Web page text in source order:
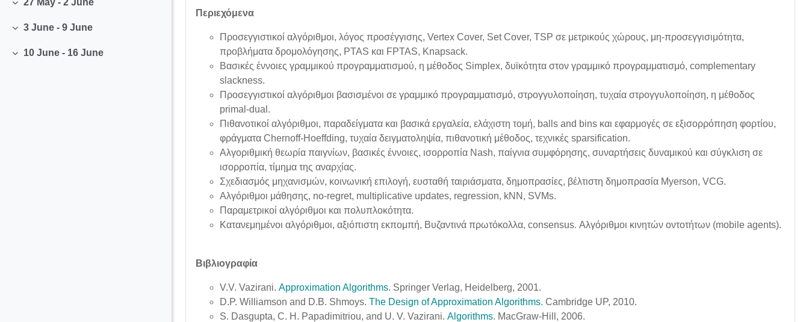
Collapse
27 May - 2 June
Collapse
3 June - 9 June
Collapse
10 June - 16 June
Περιεχόμενα
Προσεγγιστικοί αλγόριθμοι, λόγος προσέγγισης, Vertex Cover, Set Cover, TSP σε μετρικούς χώρους, μη-προσεγγισιμότητα,
προβλήματα δρομολόγησης, PTAS και FPTAS, Knapsack.
Βασικές έννοιες γραμμικού προγραμματισμού, η μέθοδος Simplex, δυϊκότητα στον γραμμικό προγραμματισμό, complementary
slackness.
Προσεγγιστικοί αλγόριθμοι βασισμένοι σε γραμμικό προγραμματισμό, στρογγυλοποίηση, τυχαία στρογγυλοποίηση, η μέθοδος
primal-dual.
Πιθανοτικοί αλγόριθμοι, παραδείγματα και βασικά εργαλεία, ελάχιστη τομή, balls and bins και εφαρμογές σε εξισορρόπηση φορτίου,
φράγματα Chernoff-Hoeffding, τυχαία δειγματοληψία, πιθανοτική μέθοδος, τεχνικές sparsification.
Αλγοριθμική θεωρία παιγνίων, βασικές έννοιες, ισορροπία Nash, παίγνια συμφόρησης, συναρτήσεις δυναμικού και σύγκλιση σε
ισορροπία, τίμημα της αναρχίας.
Σχεδιασμός μηχανισμών, κοινωνική επιλογή, ευσταθή ταιριάσματα, δημοπρασίες, βέλτιστη δημοπρασία Myerson, VCG.
Αλγόριθμοι μάθησης, no-regret, multiplicative updates, regression, kNN, SVMs.
Παραμετρικοί αλγόριθμοι και πολυπλοκότητα.
Κατανεμημένοι αλγόριθμοι, αξιόπιστη εκπομπή, Βυζαντινά πρωτόκολλα, consensus. Αλγόριθμοι κινητών οντοτήτων (mobile agents).
Βιβλιογραφία
V.V. Vazirani. Approximation Algorithms. Springer Verlag, Heidelberg, 2001.
D.P. Williamson and D.B. Shmoys. The Design of Approximation Algorithms. Cambridge UP, 2010.
S. Dasgupta, C. H. Papadimitriou, and U. V. Vazirani. Algorithms. MacGraw-Hill, 2006.